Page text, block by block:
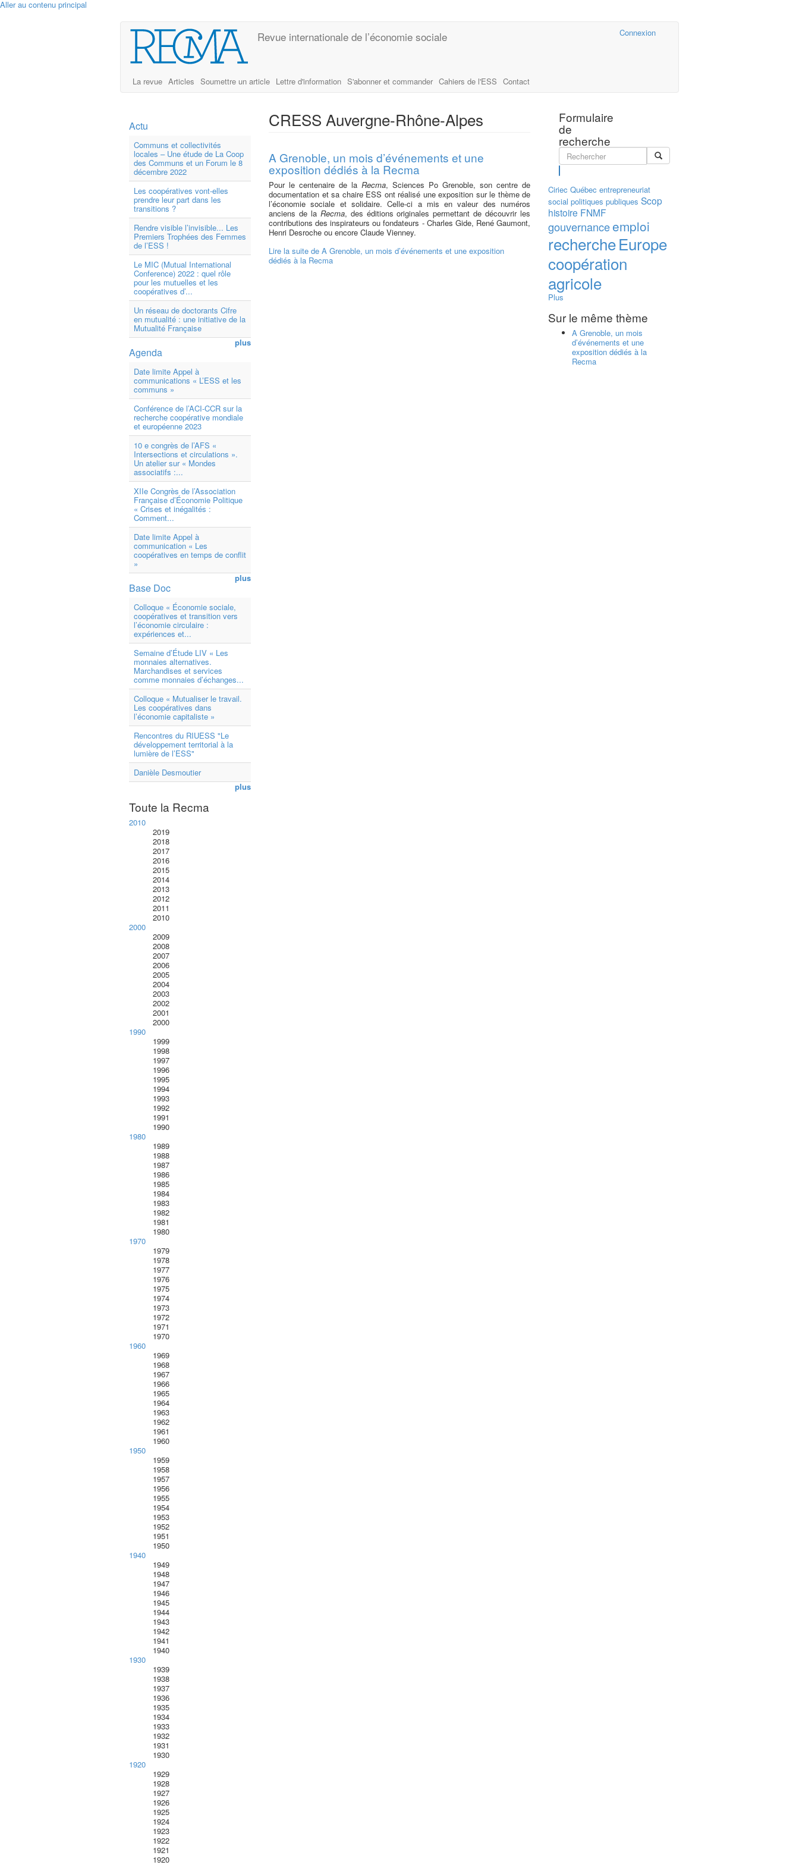
Aller au contenu principal
Connexion
Revue internationale de l’économie sociale
La revue Articles Soumettre un article Lettre d'information S'abonner et commander Cahiers de l'ESS Contact
Formulaire
de
recherche
Actu
Communs et collectivités
locales – Une étude de La Coop
des Communs et un Forum le 8
décembre 2022
Les coopératives vont-elles
prendre leur part dans les
transitions ?
Rendre visible l’invisible... Les
Premiers Trophées des Femmes
de l’ESS !
Le MIC (Mutual International
Conference) 2022 : quel rôle
pour les mutuelles et les
coopératives d’...
Un réseau de doctorants Cifre
en mutualité : une initiative de la
Mutualité Française
plus
Agenda
Date limite Appel à
communications « L’ESS et les
communs »
Conférence de l’ACI-CCR sur la
recherche coopérative mondiale
et européenne 2023
10 e congrès de l’AFS «
Intersections et circulations ».
Un atelier sur « Mondes
associatifs :...
XIIe Congrès de l’Association
Française d’Économie Politique
« Crises et inégalités :
Comment...
Date limite Appel à
communication « Les
coopératives en temps de conflit
»
plus
Base Doc
Colloque « Économie sociale,
coopératives et transition vers
l’économie circulaire :
expériences et...
Semaine d’Étude LIV « Les
monnaies alternatives.
Marchandises et services
comme monnaies d’échanges...
Colloque « Mutualiser le travail.
Les coopératives dans
l’économie capitaliste »
Rencontres du RIUESS "Le
développement territorial à la
lumière de l’ESS"
Danièle Desmoutier
plus
Toute la Recma
2010
2019
2018
2017
2016
2015
2014
2013
2012
2011
2010
2000
2009
2008
2007
2006
2005
2004
2003
2002
2001
2000
1990
1999
1998
1997
1996
1995
1994
1993
1992
1991
1990
1980
1989
1988
1987
1986
1985
1984
1983
1982
1981
1980
1970
1979
1978
1977
1976
1975
1974
1973
1972
1971
1970
1960
1969
1968
1967
1966
1965
1964
1963
1962
1961
1960
1950
1959
1958
1957
1956
1955
1954
1953
1952
1951
1950
1940
1949
1948
1947
1946
1945
1944
1943
1942
1941
1940
1930
1939
1938
1937
1936
1935
1934
1933
1932
1931
1930
1920
1929
1928
1927
1926
1925
1924
1923
1922
1921
1920
CRESS Auvergne-Rhône-Alpes
A Grenoble, un mois d’événements et une
exposition dédiés à la Recma
Pour le centenaire de la Recma, Sciences Po Grenoble, son centre de
documentation et sa chaire ESS ont réalisé une exposition sur le thème de
l’économie sociale et solidaire. Celle-ci a mis en valeur des numéros
anciens de la Recma, des éditions originales permettant de découvrir les
contributions des inspirateurs ou fondateurs - Charles Gide, René Gaumont,
Henri Desroche ou encore Claude Vienney.
Lire la suite de A Grenoble, un mois d’événements et une exposition
dédiés à la Recma
Ciriec Québec entrepreneuriat
social politiques publiques Scop
histoire FNMF
gouvernanceemploi
rechercheEurope
coopération
agricole
Plus
Sur le même thème
A Grenoble, un mois
d’événements et une
exposition dédiés à la
Recma